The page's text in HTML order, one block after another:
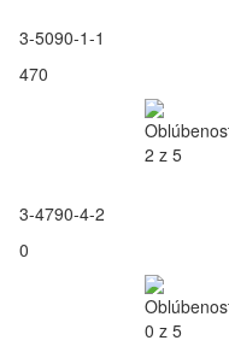
3-5090-1-1
470
3-4790-4-2
0